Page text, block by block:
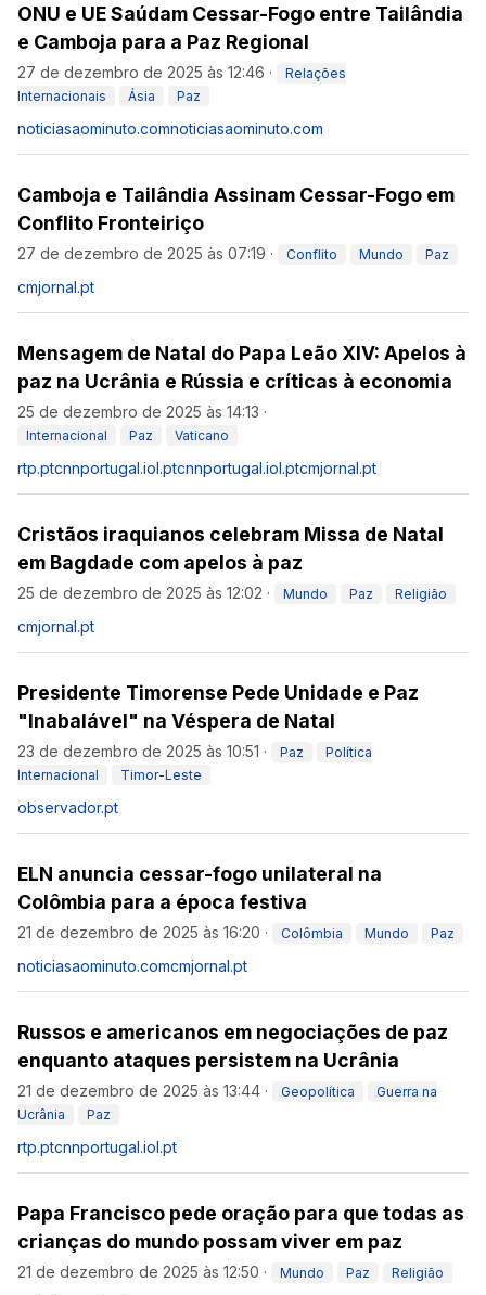
ONU e UE Saúdam Cessar-Fogo entre Tailândia
e Camboja para a Paz Regional
27 de dezembro de 2025 às 12:46 ·
Relações
Internacionais
Ásia Paz
noticiasaominuto.comnoticiasaominuto.com
Camboja e Tailândia Assinam Cessar-Fogo em
Conflito Fronteiriço
27 de dezembro de 2025 às 07:19 · Conflito Mundo Paz
cmjornal.pt
Mensagem de Natal do Papa Leão XIV: Apelos à
paz na Ucrânia e Rússia e críticas à economia
25 de dezembro de 2025 às 14:13 ·
Internacional Paz Vaticano
rtp.ptcnnportugal.iol.ptcnnportugal.iol.ptcmjornal.pt
Cristãos iraquianos celebram Missa de Natal
em Bagdade com apelos à paz
25 de dezembro de 2025 às 12:02 · Mundo Paz Religião
cmjornal.pt
Presidente Timorense Pede Unidade e Paz
"Inabalável" na Véspera de Natal
23 de dezembro de 2025 às 10:51 · Paz
Política
Internacional
Timor-Leste
observador.pt
ELN anuncia cessar-fogo unilateral na
Colômbia para a época festiva
21 de dezembro de 2025 às 16:20 · Colômbia Mundo Paz
noticiasaominuto.comcmjornal.pt
Russos e americanos em negociações de paz
enquanto ataques persistem na Ucrânia
21 de dezembro de 2025 às 13:44 · Geopolítica
Guerra na
Ucrânia
Paz
rtp.ptcnnportugal.iol.pt
Papa Francisco pede oração para que todas as
crianças do mundo possam viver em paz
21 de dezembro de 2025 às 12:50 · Mundo Paz Religião